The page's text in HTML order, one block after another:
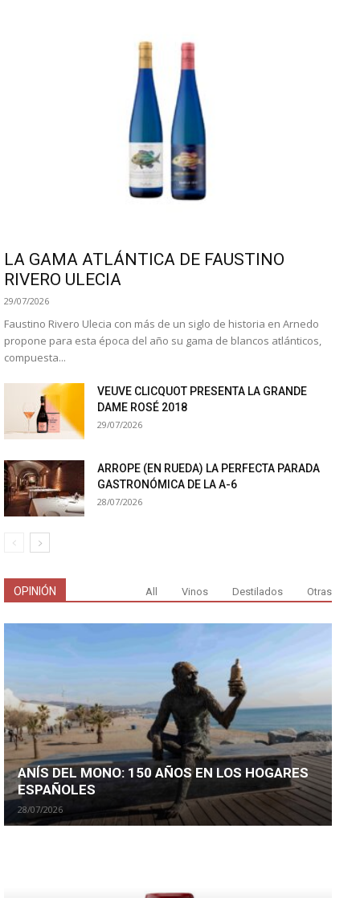
LA GAMA ATLÁNTICA DE FAUSTINO
RIVERO ULECIA
29/07/2026
Faustino Rivero Ulecia con más de un siglo de historia en Arnedo
propone para esta época del año su gama de blancos atlánticos,
compuesta...
VEUVE CLICQUOT PRESENTA LA GRANDE
DAME ROSÉ 2018
29/07/2026
ARROPE (EN RUEDA) LA PERFECTA PARADA
GASTRONÓMICA DE LA A-6
28/07/2026
OPINIÓN All Vinos Destilados Otras
ANÍS DEL MONO: 150 AÑOS EN LOS HOGARES
ESPAÑOLES
28/07/2026